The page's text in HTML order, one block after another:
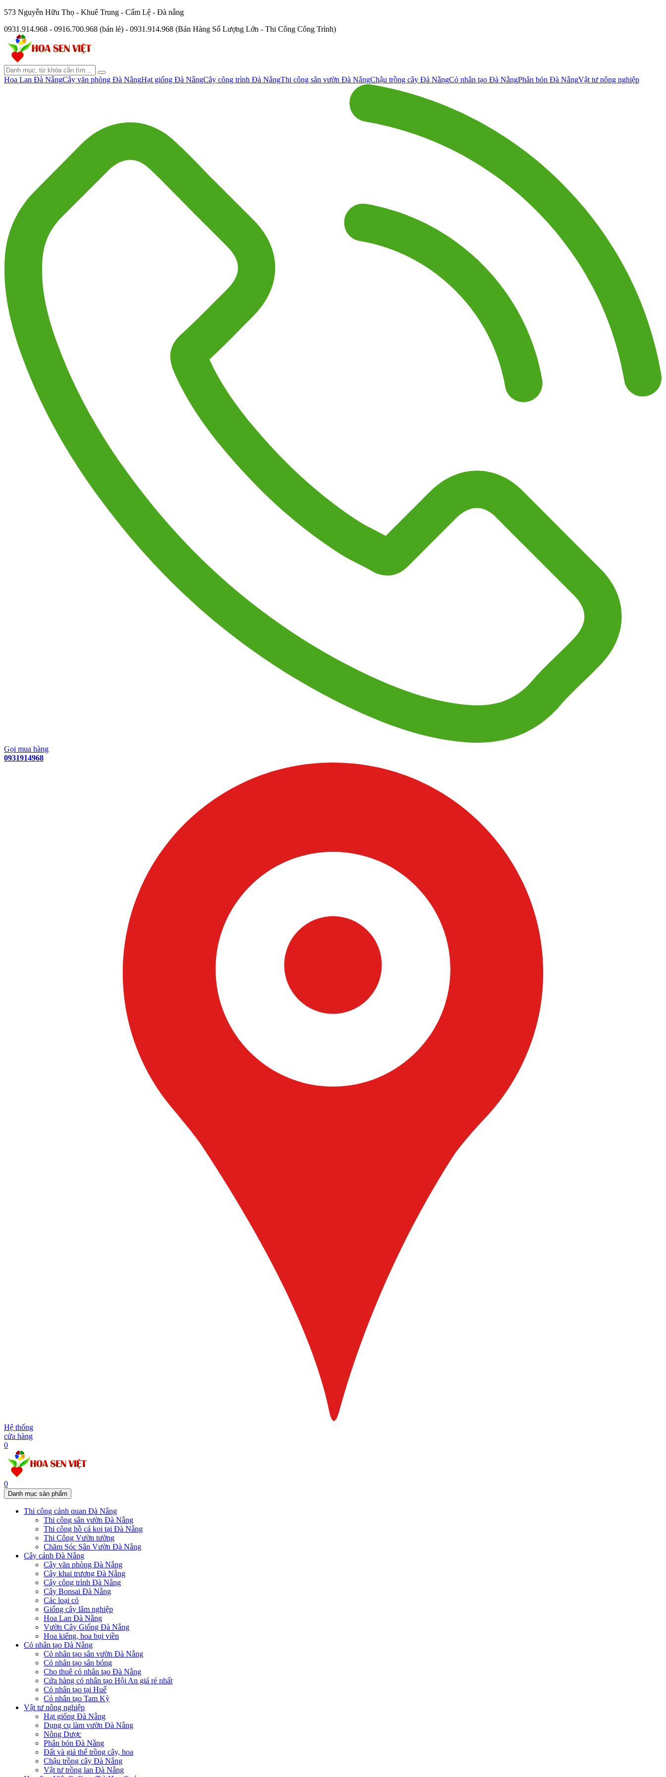
573 Nguyễn Hữu Thọ - Khuê Trung - Cẩm Lệ - Đà nẵng
0931.914.968 - 0916.700.968 (bán lẻ) - 0931.914.968 (Bán Hàng Số Lượng Lớn - Thi Công Công Trình)
Hoa Lan Đà NẵngCây văn phòng Đà NẵngHạt giống Đà NẵngCây công trình Đà NẵngThi công sân vườn Đà NẵngChậu trồng cây Đà NẵngCỏ nhân tạo Đà NẵngPhân bón Đà NẵngVật tư nông nghiệp
Gọi mua hàng
0931914968
Hệ thống
cửa hàng
0
0
Danh mục sản phẩm
Thi công cảnh quan Đà Nẵng
Thi công sân vườn Đà Nẵng
Thi công hồ cá koi tại Đà Nẵng
Thi Công Vườn tường
Chăm Sóc Sân Vườn Đà Nẵng
Cây cảnh Đà Nẵng
Cây văn phòng Đà Nẵng
Cây khai trương Đà Nẵng
Cây công trình Đà Nẵng
Cây Bonsai Đà Nẵng
Các loại cỏ
Giống cây lâm nghiệp
Hoa Lan Đà Nẵng
Vườn Cây Giống Đà Nẵng
Hoa kiểng, hoa bụi viền
Cỏ nhân tạo Đà Nẵng
Cỏ nhân tạo sân vườn Đà Nẵng
Cỏ nhân tạo sân bóng
Cho thuê cỏ nhân tạo Đà Nẵng
Cửa hàng cỏ nhân tạo Hội An giá rẻ nhất
Cỏ nhân tạo tại Huế
Cỏ nhân tạo Tam Kỳ
Vật tư nông nghiệp
Hạt giống Đà Nẵng
Dụng cụ làm vườn Đà Nẵng
Nông Dược
Phân bón Đà Nẵng
Đất và giá thể trồng cây, hoa
Chậu trồng cây Đà Nẵng
Vật tư trồng lan Đà Nẵng